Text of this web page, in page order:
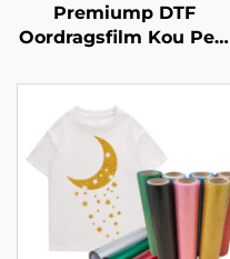
Premiump DTF
Oordragsfilm Kou Peel